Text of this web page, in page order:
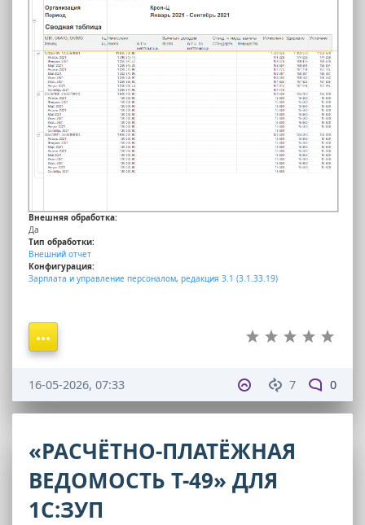
Внешняя обработка:
Да
Тип обработки:
Внешний отчет
Конфигурация:
Зарплата и управление персоналом, редакция 3.1 (3.1.33.19)
7 0
16-05-2026, 07:33
«РАСЧЁТНО-ПЛАТЁЖНАЯ
ВЕДОМОСТЬ Т-49» ДЛЯ
1С:ЗУП